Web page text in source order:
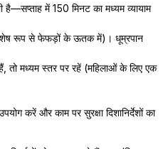
है—सप्ताह में 150 मिनट का मध्यम व्यायाम
रूप से फेफड़ों के ऊतक में)। धूम्रपान
मध्यम स्तर पर रहें (महिलाओं के लिए एक
करें और काम पर सुरक्षा दिशानिर्देशों का